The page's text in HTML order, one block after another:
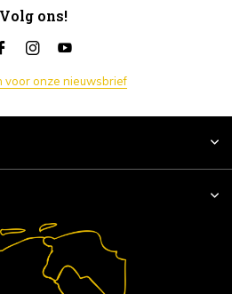
Volg ons!
voor onze nieuwsbrief